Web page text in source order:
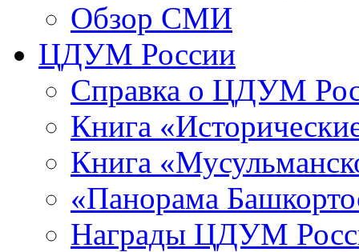
Обзор СМИ
ЦДУМ России
Справка о ЦДУМ
Книга
Книга
«Панорама
Награды ЦДУМ